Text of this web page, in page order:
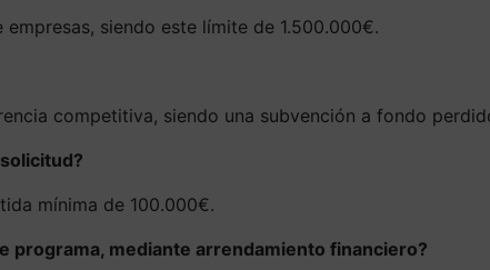
siendo este límite de 1.500.000€.
competitiva, siendo una subvención a fondo
mínima de 100.000€.
programa, mediante arrendamiento financiero?